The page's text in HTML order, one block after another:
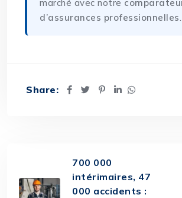
marché avec notre
d’assurances professionnelles.
Share:
700 000
intérimaires, 47
000 accidents :